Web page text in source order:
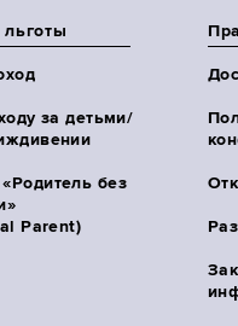
за детьми/
без
Parent)